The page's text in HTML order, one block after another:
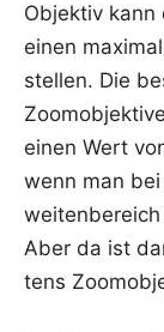
Objek­tiv kann
einen
stel­len. Die
einen Wert
wenn man
Aber da ist
tens